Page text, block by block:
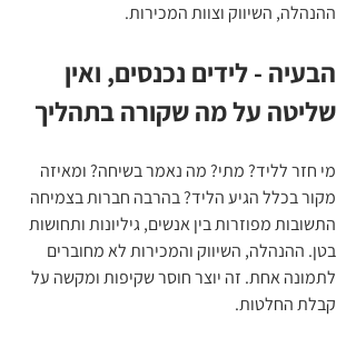
ההנהלה, השיווק וצוות המכירות.
הבעיה - לידים נכנסים, ואין
שליטה על מה שקורה בתהליך
מי חזר לליד? מתי? מה נאמר בשיחה? ומאיזה
מקור בכלל הגיע הליד? בהרבה חברות בצמיחה
התשובות מפוזרות בין אנשים, גיליונות ותחושות
בטן. ההנהלה, השיווק והמכירות לא מחוברים
לתמונה אחת. זה יוצר חוסר שקיפות ומקשה על
קבלת החלטות.